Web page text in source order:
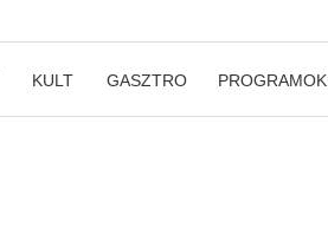
KULT GASZTRO PROGRAMOK